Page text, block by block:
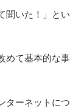
聞いた！」とい
めて基本的な事
ターネットにつ